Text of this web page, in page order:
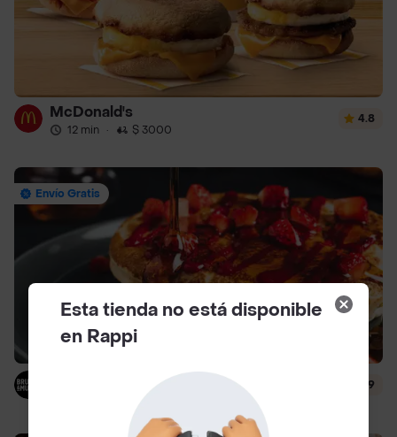
McDonald's
12 min · $ 3000
4.8
Envío Gratis
Brunch & Munch
$ 4000
4.9
Esta tienda no está disponible
en Rappi